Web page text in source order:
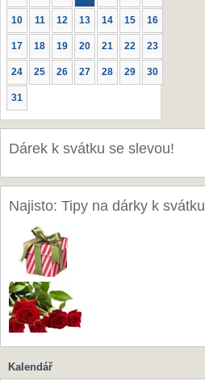
10 11 12 13 14 15 16
17 18 19 20 21 22 23
24 25 26 27 28 29 30
31
Dárek k svátku se slevou!
Najisto: Tipy na dárky k svátku
Kalendář